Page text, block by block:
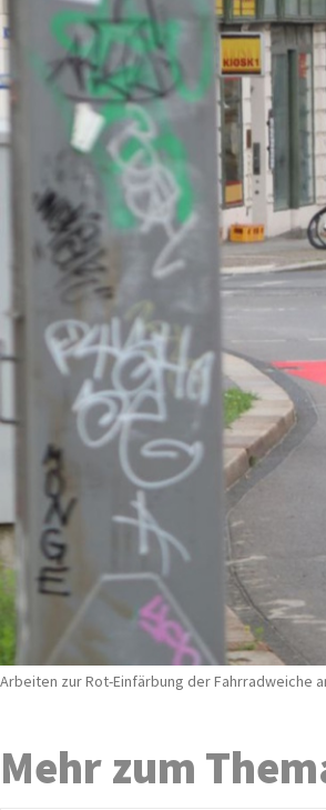
Arbeiten zur Rot-Einfärbung der Fahrradweiche
Mehr zum